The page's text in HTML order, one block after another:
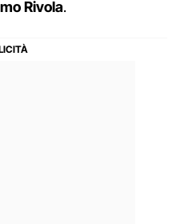
Rivola.